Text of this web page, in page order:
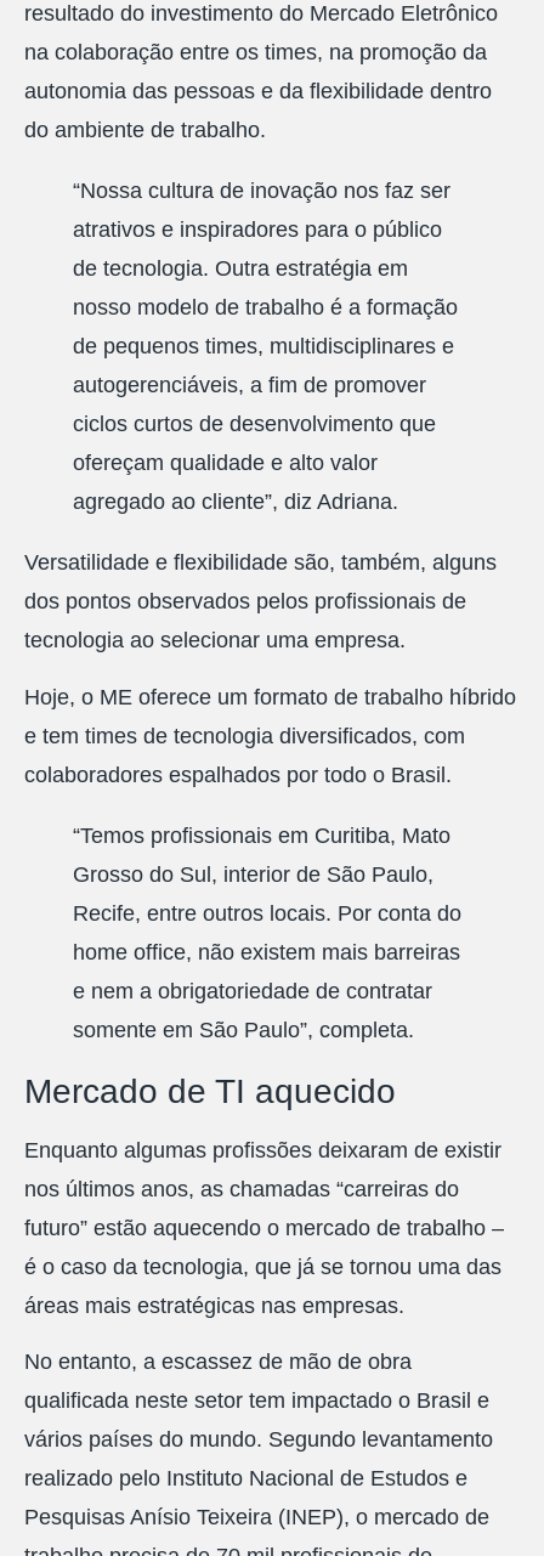
resultado do investimento do Mercado Eletrônico
na colaboração entre os times, na promoção da
autonomia das pessoas e da flexibilidade dentro
do ambiente de trabalho.
“Nossa cultura de inovação nos faz ser
atrativos e inspiradores para o público
de tecnologia. Outra estratégia em
nosso modelo de trabalho é a formação
de pequenos times, multidisciplinares e
autogerenciáveis, a fim de promover
ciclos curtos de desenvolvimento que
ofereçam qualidade e alto valor
agregado ao cliente”, diz Adriana.
Versatilidade e flexibilidade são, também, alguns
dos pontos observados pelos profissionais de
tecnologia ao selecionar uma empresa.
Hoje, o ME oferece um formato de trabalho híbrido
e tem times de tecnologia diversificados, com
colaboradores espalhados por todo o Brasil.
“Temos profissionais em Curitiba, Mato
Grosso do Sul, interior de São Paulo,
Recife, entre outros locais. Por conta do
home office, não existem mais barreiras
e nem a obrigatoriedade de contratar
somente em São Paulo”, completa.
Mercado de TI aquecido
Enquanto algumas profissões deixaram de existir
nos últimos anos, as chamadas “carreiras do
futuro” estão aquecendo o mercado de trabalho –
é o caso da tecnologia, que já se tornou uma das
áreas mais estratégicas nas empresas.
No entanto, a escassez de mão de obra
qualificada neste setor tem impactado o Brasil e
vários países do mundo. Segundo levantamento
realizado pelo Instituto Nacional de Estudos e
Pesquisas Anísio Teixeira (INEP), o mercado de